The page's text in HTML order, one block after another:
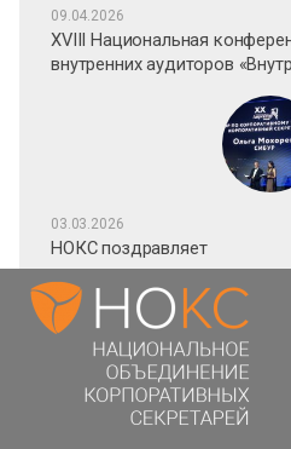
09.04.2026
XVIII Национальная
внутренних аудиторов
03.03.2026
НОКС поздравляет